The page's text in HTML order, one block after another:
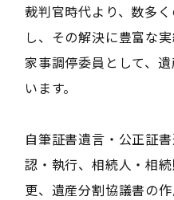
裁判官時代より、数多
し、その解決に豊富な
家事調停委員として、
います。
自筆証書遺言・公正証
認・執行、相続人・相
更、遺産分割協議書の